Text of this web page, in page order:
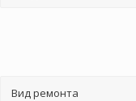
Вид ремонта